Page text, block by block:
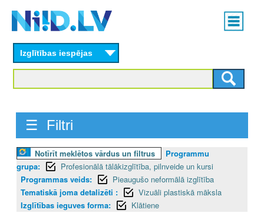
content
Main
menu
Izglītības iespējas
☰ Filtri
Notīrīt meklētos vārdus un filtrus
Programmu
grupa:
Profesionālā tālākizglītība, pilnveide un kursi
Programmas veids:
Pieaugušo neformālā izglītība
Tematiskā joma detalizēti :
Vizuāli plastiskā māksla
Izglītības ieguves forma:
Klātiene